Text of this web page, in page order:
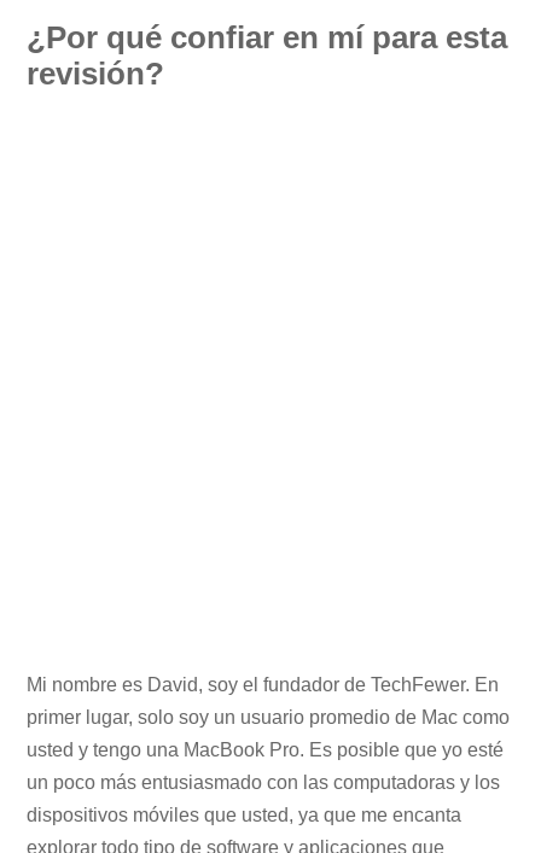
¿Por qué confiar en mí para esta
revisión?
Mi nombre es David, soy el fundador de TechFewer. En
primer lugar, solo soy un usuario promedio de Mac como
usted y tengo una MacBook Pro. Es posible que yo esté
un poco más entusiasmado con las computadoras y los
dispositivos móviles que usted, ya que me encanta
explorar todo tipo de software y aplicaciones que